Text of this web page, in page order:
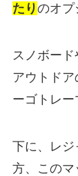
たりのオプ
スノボー
アウトド
ーゴトレー
下に、レジ
方、このマ